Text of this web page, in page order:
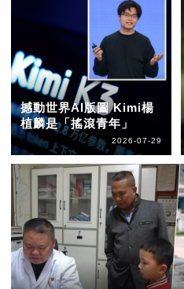
撼動世界AI版圖 Kimi楊
植麟是「搖滾青年」
2026-07-29